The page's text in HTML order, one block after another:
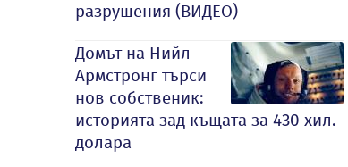
разрушения (ВИДЕО)
Домът на Нийл
Армстронг търси
нов собственик:
историята зад къщата за 430 хил.
долара